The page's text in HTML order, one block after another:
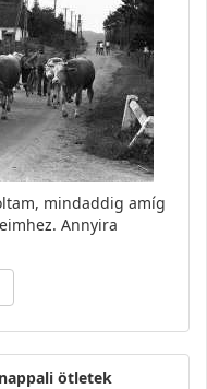
mindaddig amíg
Annyira
ötletek